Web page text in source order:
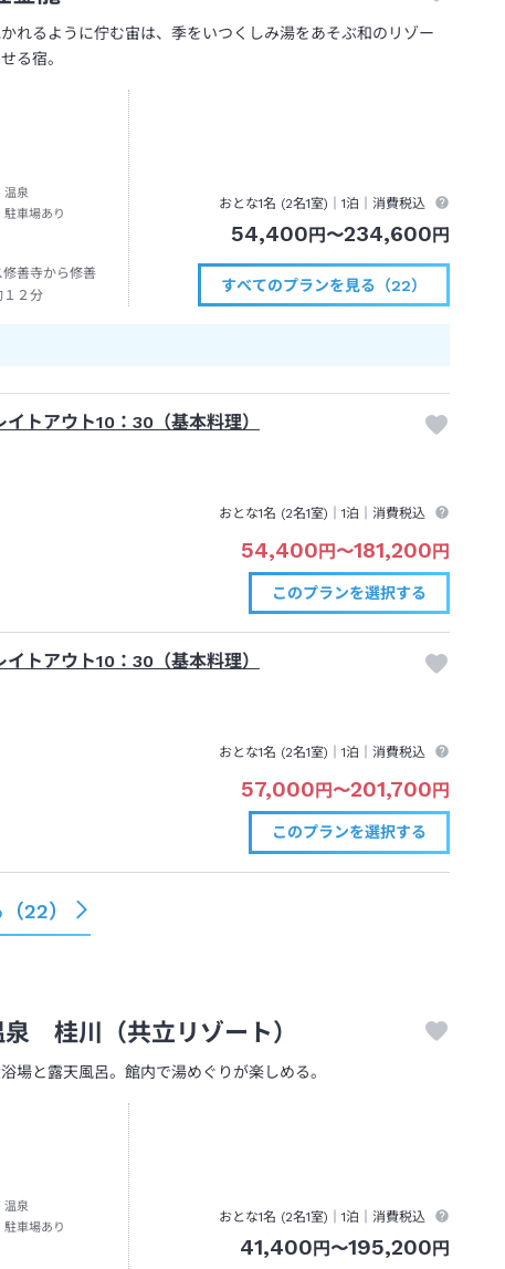
れるように佇む宙は、季をいつくしみ湯をあそぶ和のリゾー
る宿。
温泉
駐車場あり
善寺から修善
２分
おとな1名 (2名1室)｜1泊 ｜消費税込
54,400 円 〜234,600 円
すべてのプランを見る（22）
トアウト10：30（基本料理）
おとな1名 (2名1室)｜1泊 ｜消費税込
54,400円〜181,200円
このプランを選択する
トアウト10：30（基本料理）
おとな1名 (2名1室)｜1泊 ｜消費税込
57,000 円 〜201,700 円
このプランを選択する
22）
桂川（共立リゾート）
場と露天風呂。館内で湯めぐりが楽しめる。
温泉
駐車場あり
おとな1名 (2名1室)｜1泊 ｜消費税込
41,400 円 〜195,200 円